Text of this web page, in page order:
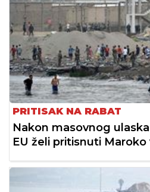
PRITISAK NA RABAT
Nakon masovnog
EU želi pritisnuti